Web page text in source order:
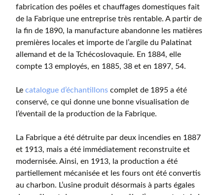
fabrication des poêles et chauffages domestiques fait
de la Fabrique une entreprise très rentable. A partir de
la fin de 1890, la manufacture abandonne les matières
premières locales et importe de l’argile du Palatinat
allemand et de la Tchécoslovaquie. En 1884, elle
compte 13 employés, en 1885, 38 et en 1897, 54.
Le catalogue d’échantillons complet de 1895 a été
conservé, ce qui donne une bonne visualisation de
l’éventail de la production de la Fabrique.
La Fabrique a été détruite par deux incendies en 1887
et 1913, mais a été immédiatement reconstruite et
modernisée. Ainsi, en 1913, la production a été
partiellement mécanisée et les fours ont été convertis
au charbon. L’usine produit désormais à parts égales